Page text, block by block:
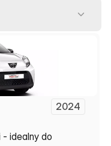
2024
- idealny do